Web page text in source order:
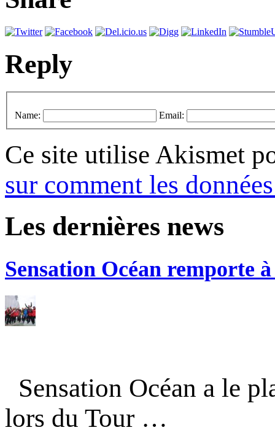
Reply
Name: Email:
Ce site utilise Akismet
sur comment les
Les dernières news
Sensation Océan remporte
Sensation Océan a le
lors du Tour …